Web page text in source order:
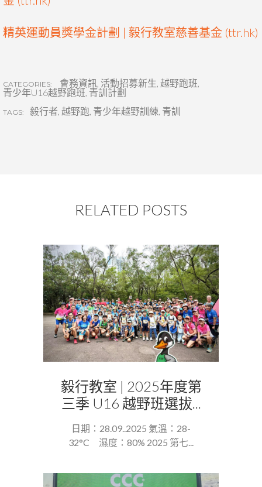
精英運動員獎學金計劃 | 毅行教室慈善基金 (ttr.hk)
CATEGORIES: 會務資訊, 活動招募新生, 越野跑班,
青少年U16越野跑班, 青訓計劃
TAGS: 毅行者, 越野跑, 青少年越野訓練, 青訓
RELATED POSTS
毅行教室 | 2025年度第
三季 U16 越野班選拔...
日期：28.09..2025 氣溫：28-
32°C 濕度：80% 2025 第七...